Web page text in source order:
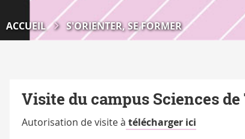
ACCUEIL S'ORIENTER, SE FORMER
Visite du campus Sciences de
Autorisation de visite à télécharger ici